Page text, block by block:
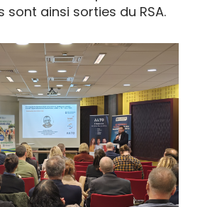
ainsi sorties du RSA.